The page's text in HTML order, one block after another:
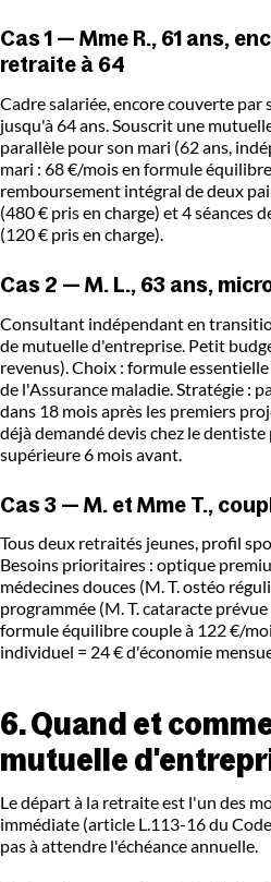
Cas 1 — Mme R., 61 ans,
retraite à 64
Cadre salariée, encore couverte
jusqu'à 64 ans. Souscrit une
parallèle pour son mari (62 ans,
mari : 68 €/mois en formule
remboursement intégral de deux
(480 € pris en charge) et 4 séances
(120 € pris en charge).
Cas 2 — M. L., 63 ans,
Consultant indépendant en
de mutuelle d'entreprise. Petit
revenus). Choix : formule
de l'Assurance maladie. Stratégie :
dans 18 mois après les premiers
déjà demandé devis chez le
supérieure 6 mois avant.
Cas 3 — M. et Mme T.,
Tous deux retraités jeunes, profil
Besoins prioritaires : optique
médecines douces (M. T. ostéo
programmée (M. T. cataracte
formule équilibre couple à 122 €/
individuel = 24 € d'économie
6. Quand et
mutuelle
Le départ à la retraite est l'un des
immédiate (article L.113-16 du
pas à attendre l'échéance annuelle.